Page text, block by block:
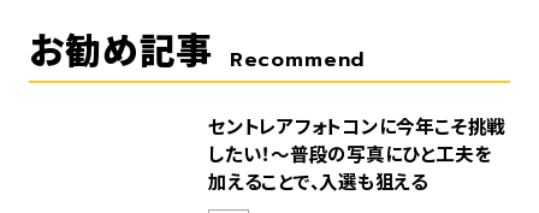
お勧め記事 Recommend
セントレアフォトコンに今年こそ挑戦
したい！～普段の写真にひと工夫を
加えることで、入選も狙える